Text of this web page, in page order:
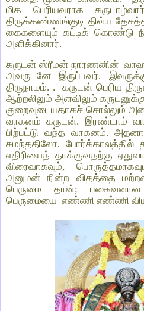
மிக பெரியவராக
திருக்கண்ணங்குடி திவ்ய
கைகளையும் கட்டிக் கொண்டு
அளிக்கினார்.
கருடன் ஸ்ரீமன் நாரணனின்
அவருடனே இருப்பவர்.
திருநாமம். . கருடன் பெரிய
ஆற்றலிலும் அளவிலும்
குறைவுடையதாகச் சொல்லும்
வாகனம் கருடன். இரண்டாம்
பிற்பட்டு வந்த வாகனம்.
சுமந்ததிலோ, போர்க்காலத்தில்
எதிரியைத் தாக்குவதற்கு
விரைவாகவும்,
அனுமன் நின்ற விதத்தை
பெருமை தான்;
பெருமையை எண்ணி எண்ணி